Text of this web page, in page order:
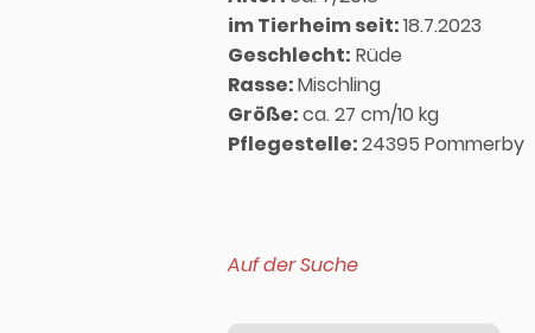
im Tierheim seit:18.7.2023
Geschlecht: Rüde
Rasse:Mischling
Größe:ca. 27 cm/10 kg
Pflegestelle:24395 Pommerby
Auf der Suche